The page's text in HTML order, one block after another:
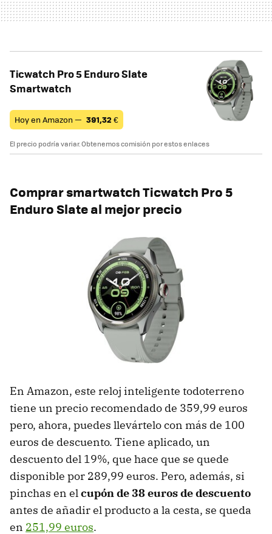
Ticwatch Pro 5 Enduro Slate
Smartwatch
Hoy en Amazon — 391,32 €
El precio podría variar. Obtenemos comisión por estos enlaces
Comprar smartwatchTicwatch Pro 5
Enduro Slate al mejor precio
En Amazon, este reloj inteligente todoterreno
tiene un precio recomendado de 359,99 euros
pero, ahora, puedes llevártelo con más de 100
euros de descuento. Tiene aplicado, un
descuento del 19%, que hace que se quede
disponible por 289,99 euros. Pero, además, si
pinchas en elcupón de 38 euros de descuento
antes de añadir el producto a la cesta, se queda
en 251,99 euros.